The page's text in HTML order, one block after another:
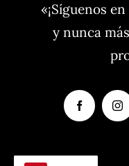
«¡Síguenos
y nunca